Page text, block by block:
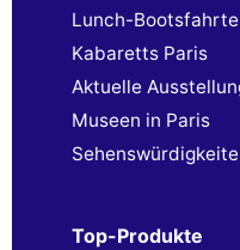
Lunch-
Kabaretts Paris
Aktuelle
Museen in Paris
Top-Produkte